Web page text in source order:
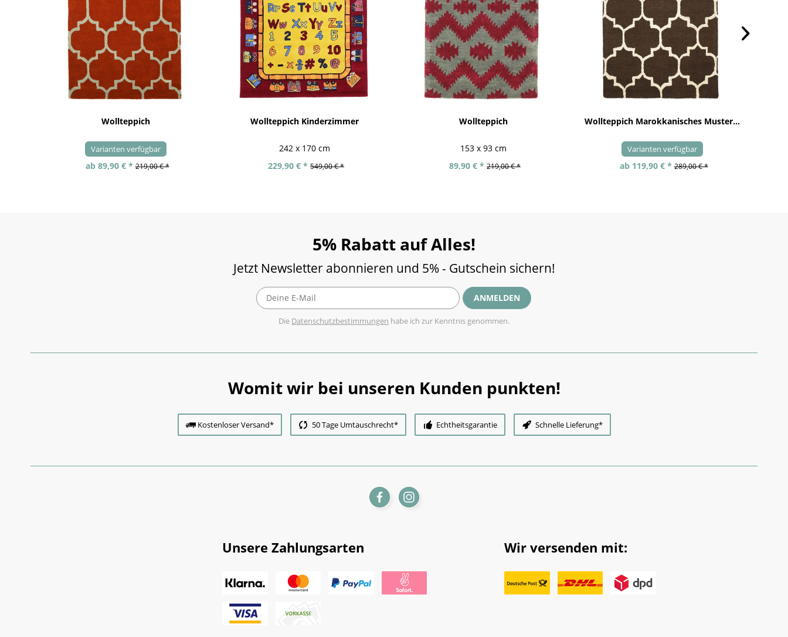
Wollteppich
Varianten verfügbar
ab 89,90 € * 219,00 € *
Wollteppich Kinderzimmer
242 x 170 cm
229,90 € * 549,00 € *
Wollteppich
153 x 93 cm
89,90 € * 219,00 € *
Wollteppich Marokkanisches Muster...
Varianten verfügbar
ab 119,90 € * 289,00 € *
5% Rabatt auf Alles!
Jetzt Newsletter abonnieren und 5% - Gutschein sichern!
ANMELDEN
Die Datenschutzbestimmungen habe ich zur Kenntnis genommen.
Womit wir bei unseren Kunden punkten!
Kostenloser Versand* 50 Tage Umtauschrecht* Echtheitsgarantie Schnelle Lieferung*
Unsere Zahlungsarten Wir versenden mit: